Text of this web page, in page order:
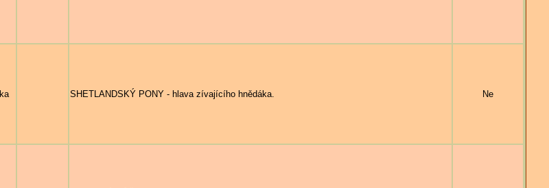
SHETLANDSKÝ PONY - hlava zívajícího hnědáka. Ne